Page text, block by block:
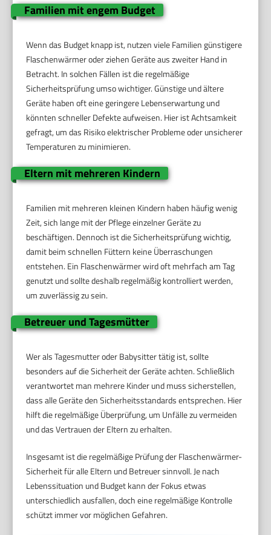
Familien mit engem Budget
Wenn das Budget knapp ist, nutzen viele Familien günstigere
Flaschenwärmer oder ziehen Geräte aus zweiter Hand in
Betracht. In solchen Fällen ist die regelmäßige
Sicherheitsprüfung umso wichtiger. Günstige und ältere
Geräte haben oft eine geringere Lebenserwartung und
könnten schneller Defekte aufweisen. Hier ist Achtsamkeit
gefragt, um das Risiko elektrischer Probleme oder unsicherer
Temperaturen zu minimieren.
Eltern mit mehreren Kindern
Familien mit mehreren kleinen Kindern haben häufig wenig
Zeit, sich lange mit der Pflege einzelner Geräte zu
beschäftigen. Dennoch ist die Sicherheitsprüfung wichtig,
damit beim schnellen Füttern keine Überraschungen
entstehen. Ein Flaschenwärmer wird oft mehrfach am Tag
genutzt und sollte deshalb regelmäßig kontrolliert werden,
um zuverlässig zu sein.
Betreuer und Tagesmütter
Wer als Tagesmutter oder Babysitter tätig ist, sollte
besonders auf die Sicherheit der Geräte achten. Schließlich
verantwortet man mehrere Kinder und muss sicherstellen,
dass alle Geräte den Sicherheitsstandards entsprechen. Hier
hilft die regelmäßige Überprüfung, um Unfälle zu vermeiden
und das Vertrauen der Eltern zu erhalten.
Insgesamt ist die regelmäßige Prüfung der Flaschenwärmer-
Sicherheit für alle Eltern und Betreuer sinnvoll. Je nach
Lebenssituation und Budget kann der Fokus etwas
unterschiedlich ausfallen, doch eine regelmäßige Kontrolle
schützt immer vor möglichen Gefahren.